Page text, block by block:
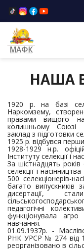
МАФК
НАША
1920 р. на базі
Наркомзему,
правами вищого
колишньому Союзі
заклад з підготовки
1925 р. відбувся
1928-1929 н.р.
Інституту селекції і
За шістнадцять років
селекції і
500 селекціонерів-
багато випускників
дисертації,
педагогічні
функціонувала
навчання.
01.09.1937р. -
РНК УРСР № 274 від
реорганізовано в